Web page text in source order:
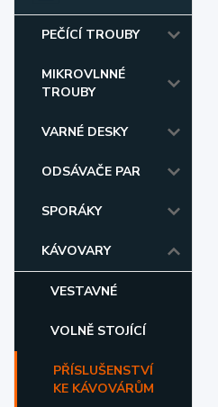
PEČÍCÍ TROUBY
MIKROVLNNÉ
TROUBY
VARNÉ DESKY
ODSÁVAČE PAR
SPORÁKY
KÁVOVARY
VESTAVNÉ
VOLNĚ STOJÍCÍ
PŘÍSLUŠENSTVÍ
KE KÁVOVÁRŮM